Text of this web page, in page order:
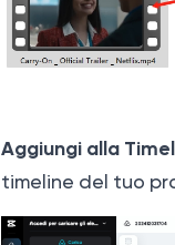
Aggiungi alla
timeline del tuo